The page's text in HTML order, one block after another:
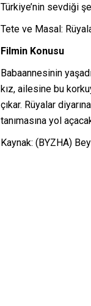
Türkiye’nin sevdiği
Tete ve Masal:
Filmin Konusu
Babaannesinin
kız, ailesine bu
çıkar. Rüyalar
tanımasına yol
Kaynak: (BYZHA)